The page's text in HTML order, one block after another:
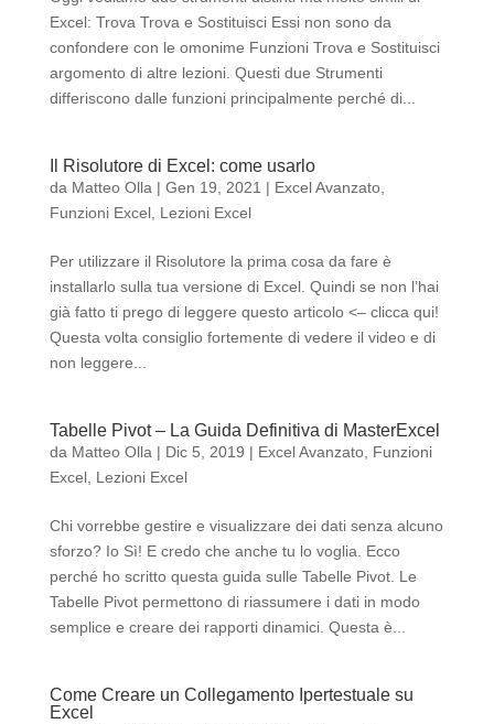
Excel: Trova Trova e Sostituisci Essi non sono da
confondere con le omonime Funzioni Trova e Sostituisci
argomento di altre lezioni. Questi due Strumenti
differiscono dalle funzioni principalmente perché di...
Il Risolutore di Excel: come usarlo
da Matteo Olla | Gen 19, 2021 | Excel Avanzato,
Funzioni Excel, Lezioni Excel
Per utilizzare il Risolutore la prima cosa da fare è
installarlo sulla tua versione di Excel. Quindi se non l’hai
già fatto ti prego di leggere questo articolo <– clicca qui!
Questa volta consiglio fortemente di vedere il video e di
non leggere...
Tabelle Pivot – La Guida Definitiva di MasterExcel
da Matteo Olla | Dic 5, 2019 | Excel Avanzato, Funzioni
Excel, Lezioni Excel
Chi vorrebbe gestire e visualizzare dei dati senza alcuno
sforzo? Io Sì! E credo che anche tu lo voglia. Ecco
perché ho scritto questa guida sulle Tabelle Pivot. Le
Tabelle Pivot permettono di riassumere i dati in modo
semplice e creare dei rapporti dinamici. Questa è...
Come Creare un Collegamento Ipertestuale su
Excel